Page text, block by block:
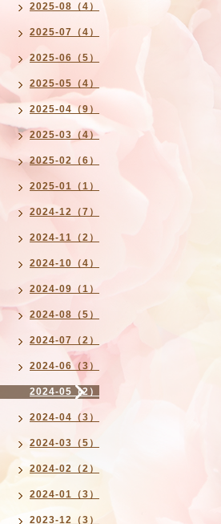
2025-08（4）
2025-07（4）
2025-06（5）
2025-05（4）
2025-04（9）
2025-03（4）
2025-02（6）
2025-01（1）
2024-12（7）
2024-11（2）
2024-10（4）
2024-09（1）
2024-08（5）
2024-07（2）
2024-06（3）
2024-05（2）
2024-04（3）
2024-03（5）
2024-02（2）
2024-01（3）
2023-12（3）